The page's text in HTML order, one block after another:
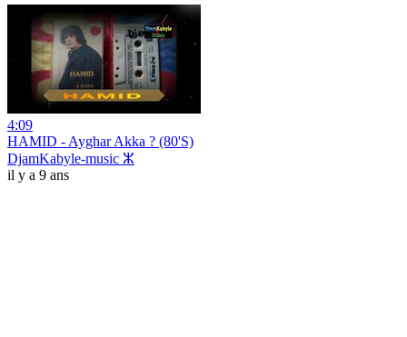
4:09
HAMID - Ayghar Akka ? (80'S)
DjamKabyle-music ⵣ
il y a 9 ans